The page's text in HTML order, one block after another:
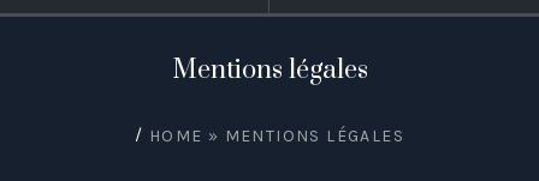
Mentions légales
/ HOME » MENTIONS LÉGALES